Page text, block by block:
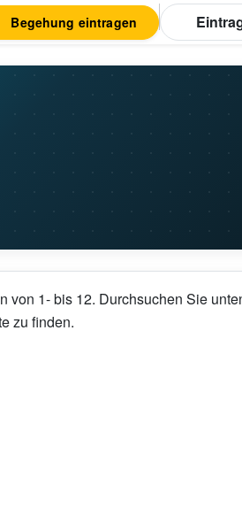
Begehung eintragen
1- bis 12. Durchsuchen Sie
zu finden.